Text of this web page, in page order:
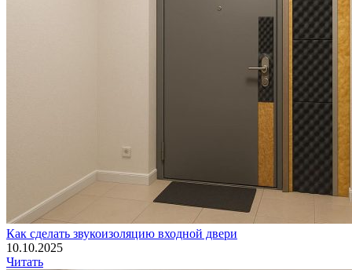
Как сделать звукоизоляцию входной двери
10.10.2025
Читать